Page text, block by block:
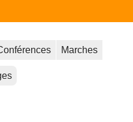
Marches